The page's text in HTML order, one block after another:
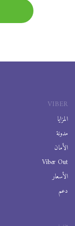
VIBER
المزايا
مدونة
الأمان
Viber Out
الأسعار
دعم